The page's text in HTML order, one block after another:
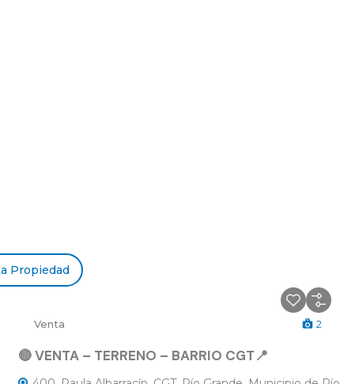
Propiedad
Venta 2
🔴 VENTA – TERRENO – BARRIO CGT📍